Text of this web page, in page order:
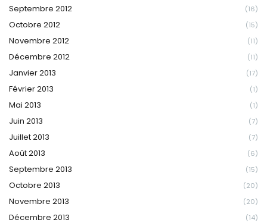
Septembre 2012 (16)
Octobre 2012 (15)
Novembre 2012 (11)
Décembre 2012 (11)
Janvier 2013 (17)
Février 2013 (1)
Mai 2013 (1)
Juin 2013 (7)
Juillet 2013 (7)
Août 2013 (6)
Septembre 2013 (15)
Octobre 2013 (20)
Novembre 2013 (20)
Décembre 2013 (14)